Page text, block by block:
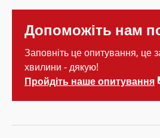
Допоможіть нам
Заповніть це опитування, це
хвилини - дякую!
Пройдіть наше опитування